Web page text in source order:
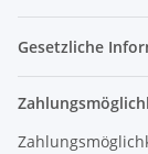
Gesetzliche